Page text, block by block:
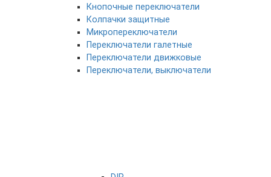
Кнопочные переключатели
Колпачки защитные
Микропереключатели
Переключатели галетные
Переключатели движковые
Переключатели, выключатели